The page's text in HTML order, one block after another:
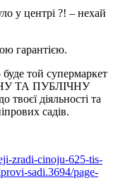
у центрі ?! – нехай
гарантією.
той супермаркет
ТА ПУБЛІЧНУ
діяльності та
садів.
zradi-cinoju-625-tis-
sadi.3694/page-